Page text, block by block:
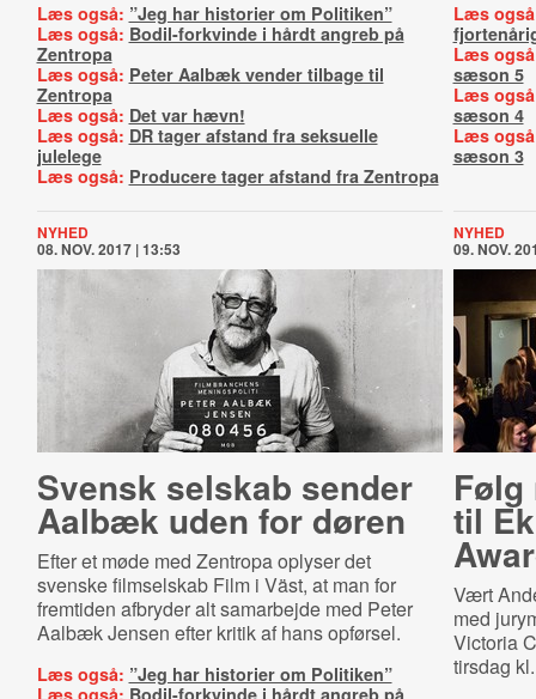
Læs også: ”Jeg har historier om Politiken”
Læs også: Bodil-forkvinde i hårdt angreb på
Zentropa
Læs også: Peter Aalbæk vender tilbage til
Zentropa
Læs også: Det var hævn!
Læs også: DR tager afstand fra seksuelle
julelege
Læs også: Producere tager afstand fra Zentropa
Læs
Læs
sæson 5
Læs
sæson 4
Læs
sæson 3
NYHED
08. NOV. 2017 | 13:53
Svensk selskab sender
Aalbæk uden for døren
Efter et møde med Zentropa oplyser det
svenske filmselskab Film i Väst, at man for
fremtiden afbryder alt samarbejde med Peter
Aalbæk Jensen efter kritik af hans opførsel.
Læs også: ”Jeg har historier om Politiken”
Læs også: Bodil-forkvinde i hårdt angreb på
NYHED
09. NOV.
til
Vært
med
Victoria
tirsdag